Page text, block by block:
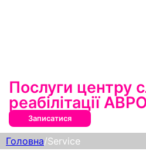
Послуги центру
реабілітації
Записатися
Головна/Service